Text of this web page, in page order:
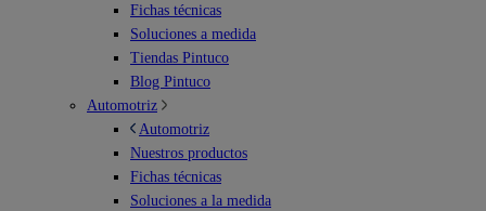
Fichas técnicas
Soluciones a medida
Tiendas Pintuco
Blog Pintuco
Automotriz
Automotriz
Nuestros productos
Fichas técnicas
Soluciones a la medida